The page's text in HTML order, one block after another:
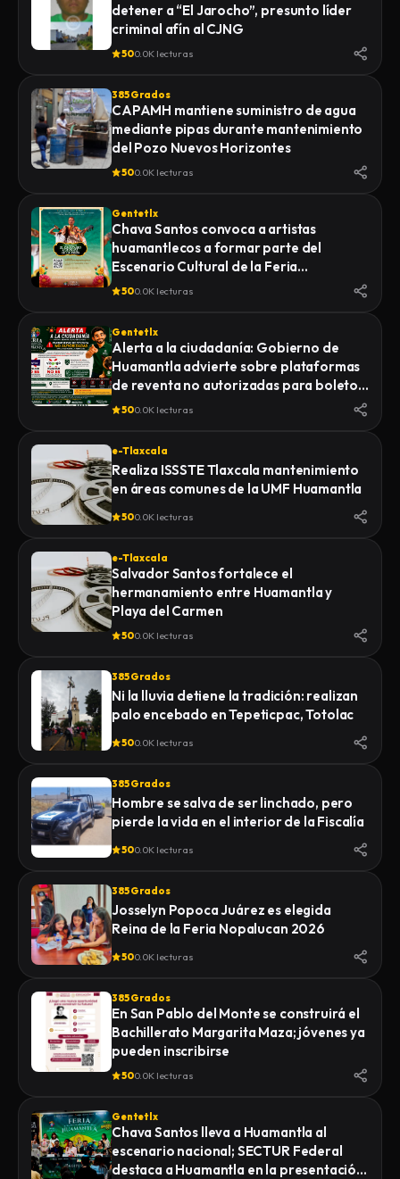
LA FISCALÍA GENERAL DE JUSTICIA DEL
ESTADO (FGJE) INICIÓ UNA CARPETA DE
INVESTIGACIÓN POR EL DELITO DE
HOMICIDIO CALIFICADO EN CONTRA DE
QUIEN O QUIENES RESULTEN
RESPONSABLES
detener a “El Jarocho”, presunto líder
criminal afín al CJNG
500.0K lecturas
385 Grados
CAPAMH mantiene suministro de agua
mediante pipas durante mantenimiento
del Pozo Nuevos Horizontes
500.0K lecturas
Gentetlx
Chava Santos convoca a artistas
huamantlecos a formar parte del
Escenario Cultural de la Feria
Internacional del Arte Efímero y la Dalia
500.0K lecturas
Gentetlx
Alerta a la ciudadanía: Gobierno de
Huamantla advierte sobre plataformas
de reventa no autorizadas para boletos
de la Feria 2026
500.0K lecturas
e-Tlaxcala
Realiza ISSSTE Tlaxcala mantenimiento
en áreas comunes de la UMF Huamantla
500.0K lecturas
e-Tlaxcala
Salvador Santos fortalece el
hermanamiento entre Huamantla y
Playa del Carmen
500.0K lecturas
385 Grados
Ni la lluvia detiene la tradición: realizan
palo encebado en Tepeticpac, Totolac
500.0K lecturas
385 Grados
Hombre se salva de ser linchado, pero
pierde la vida en el interior de la Fiscalía
500.0K lecturas
385 Grados
Josselyn Popoca Juárez es elegida
Reina de la Feria Nopalucan 2026
500.0K lecturas
385 Grados
En San Pablo del Monte se construirá el
Bachillerato Margarita Maza; jóvenes ya
pueden inscribirse
500.0K lecturas
Gentetlx
Chava Santos lleva a Huamantla al
escenario nacional; SECTUR Federal
destaca a Huamantla en la presentación